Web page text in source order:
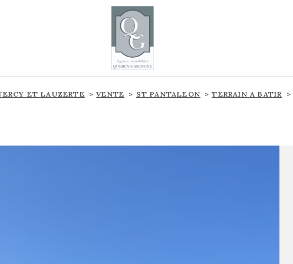
ET LAUZERTE VENTE ST PANTALEON TERRAIN A BATIR